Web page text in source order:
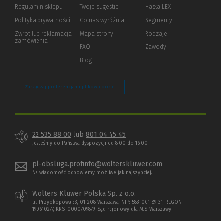
Regulamin sklepu
Polityka prywatności (Nowe
(Link
innej
Zwrot lub reklamacja
zamówienia
innej
strony)
Twoje sugestie
Co nas wyróżnia
Mapa strony
FAQ
Blog
Hasła LEX
Segmenty
Rodzaje
Zawody
Zarządzaj preferencjami plików cookie
22 535 88 00 lub 801 04 45 45
Jesteśmy do Państwa dyspozycji od 8:00 do 16:00
pl-obsluga.profinfo@wolterskluwer.com
Na wiadomość odpowiemy możliwe jak najszybciej.
Wolters Kluwer Polska Sp. z o.o.
ul. Przyokopowa 33, 01-208 Warszawa; NIP: 583-001-89-31, REGON:
190610277, KRS: 0000709879, Sąd rejonowy dla M.S. Warszawy